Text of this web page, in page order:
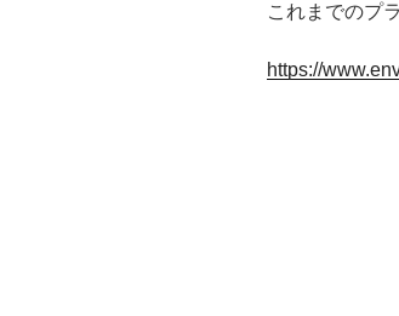
これまでのプ
https://